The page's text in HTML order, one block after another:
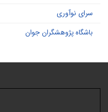
سرای نوآوری
باشگاه پژوهشگران جوان